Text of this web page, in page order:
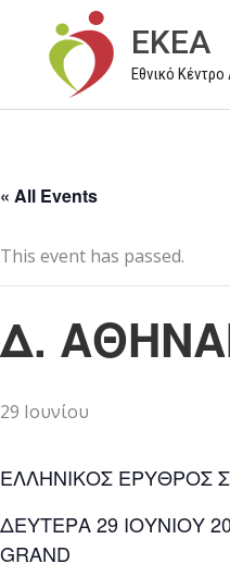
περιεχόμενο
EKEA
Εθνικό
« All Events
This event has passed.
Δ.
29 Ιουνίου
ΕΛΛΗΝΙΚΟΣ ΕΡΥΘΡΟΣ
ΔΕΥΤΕΡΑ 29 ΙΟΥΝΙΟΥ
GRAND